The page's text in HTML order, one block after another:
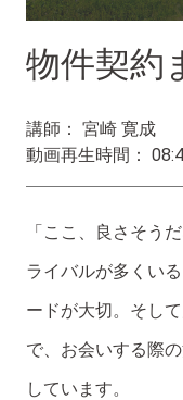
物件契約
講師： 宮崎 寛成
動画再生時間：
「ここ、良さそう
ライバルが多くい
ードが大切。そし
で、お会いする際
しています。